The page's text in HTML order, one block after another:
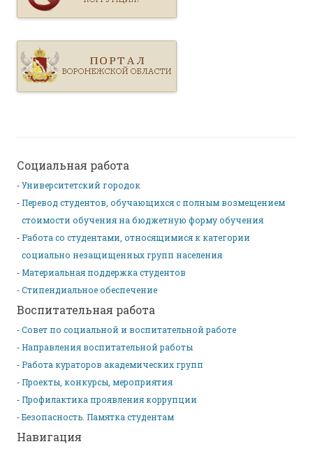
Социальная работа
Университетский городок
Перевод студентов, обучающихся с полным возмещением
стоимости обучения на бюджетную форму обучения
Работа со студентами, относящимися к категории
социально незащищенных групп населения
Материальная поддержка студентов
Стипендиальное обеспечение
Воспитательная работа
Совет по социальной и воспитательной работе
Направления воспитательной работы
Работа кураторов академических групп
Проекты, конкурсы, мероприятия
Профилактика проявления коррупции
Безопасность. Памятка студентам
Навигация